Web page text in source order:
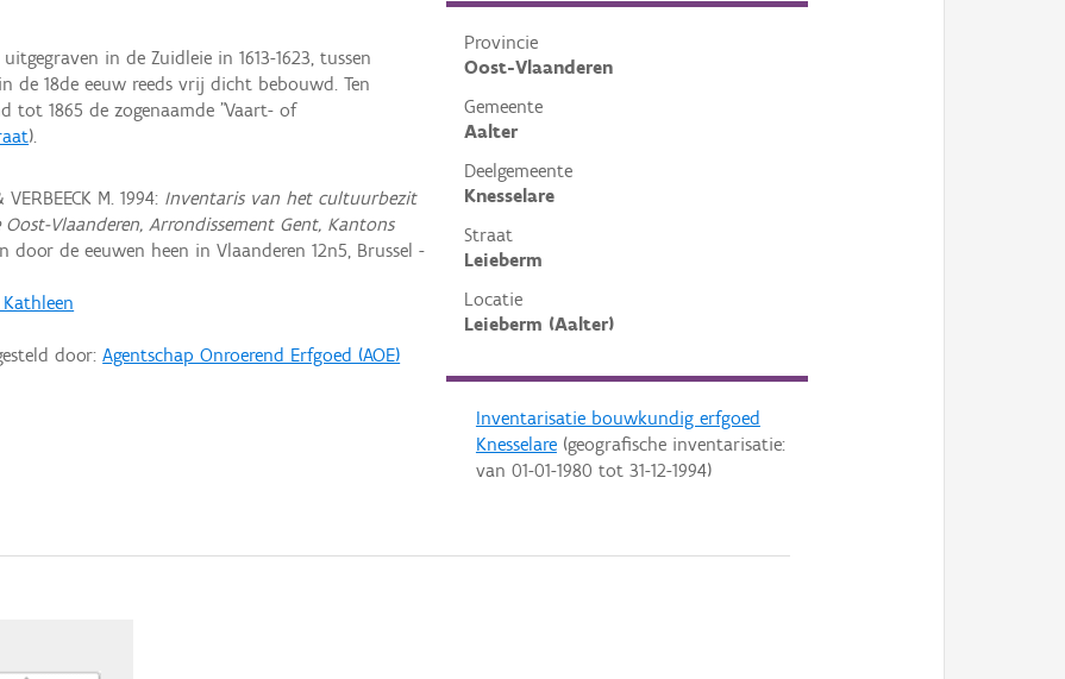
Provincie
Oost-Vlaanderen
Gemeente
Aalter
Deelgemeente
Knesselare
Straat
Leieberm
Locatie
Leieberm (Aalter)
Inventarisatie bouwkundig erfgoed
Knesselare(geografische inventarisatie:
van 01-01-1980 tot 31-12-1994)
in de Zuidleie in 1613-1623, tussen
de 18de eeuw reeds vrij dicht bebouwd. Ten
tot 1865 de zogenaamde "Vaart- of
).
M. 1994: Inventaris van het cultuurbezit
Vlaanderen, Arrondissement Gent, Kantons
door de eeuwen heen in Vlaanderen 12n5, Brussel -
door:Agentschap Onroerend Erfgoed (AOE)